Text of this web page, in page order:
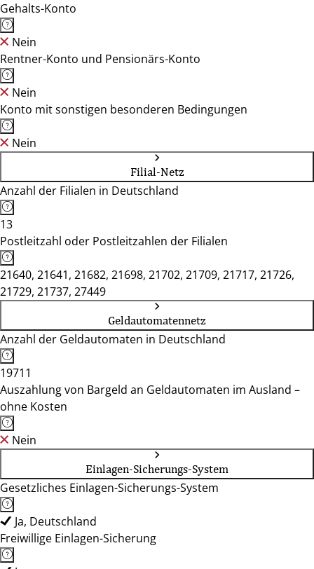
Gehalts-Konto
Nein
Rentner-Konto und Pensionärs-Konto
Nein
Konto mit sonstigen besonderen Bedingungen
Nein
Filial-Netz
Anzahl der Filialen in Deutschland
13
Postleitzahl oder Postleitzahlen der Filialen
21640, 21641, 21682, 21698, 21702, 21709, 21717, 21726,
21729, 21737, 27449
Geldautomatennetz
Anzahl der Geldautomaten in Deutschland
19711
Auszahlung von Bargeld an Geldautomaten im Ausland –
ohne Kosten
Nein
Einlagen-Sicherungs-System
Gesetzliches Einlagen-Sicherungs-System
Ja, Deutschland
Freiwillige Einlagen-Sicherung